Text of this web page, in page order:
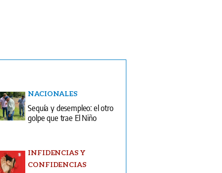
NACIONALES
Sequía y desempleo: el otro
golpe que trae El Niño
INFIDENCIAS Y
CONFIDENCIAS